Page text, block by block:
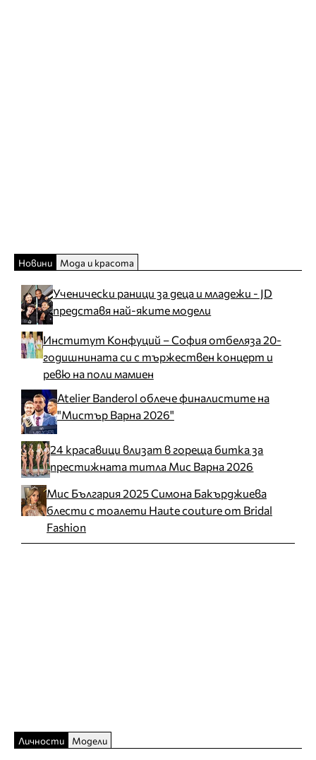
Новини Мода и красота
Ученически раници за деца и младежи - JD
представя най-яките модели
Институт Конфуций – София отбеляза 20-
годишнината си с тържествен концерт и
ревю на поли мамиен
Atelier Banderol облече финалистите на
"Мистър Варна 2026"
24 красавици влизат в гореща битка за
престижната титла Мис Варна 2026
Мис България 2025 Симона Бакърджиева
блести с тоалети Haute couture от Bridal
Fashion
Личности Модели